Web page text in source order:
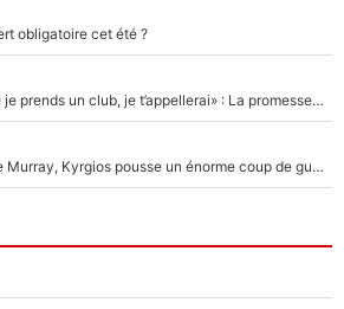
obligatoire cet été ?
Mercato - OM - «Dès que je prends un club, je t’appellerai» : La promesse de Marcelino au moment de claquer la porte
Victime de racisme contre Murray, Kyrgios pousse un énorme coup de gueule !